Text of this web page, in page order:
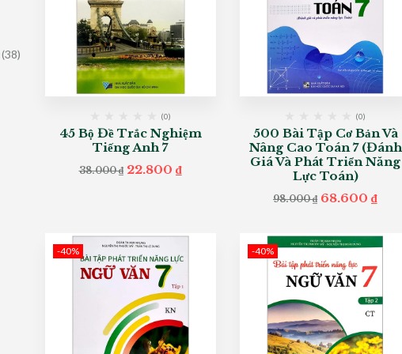
3838
(0)
45 Bộ Đề Trắc Nghiệm
Tiếng Anh 7
38.000₫ Original
22.800 ₫Current
price
(0)
500 Bài Tập Cơ Bản Và
Nâng Cao Toán 7 (Đánh
Giá Và Phát Triển Năng
Lực Toán)
98.000₫ Original
98.000 ₫.
68.600₫
-40% -40%